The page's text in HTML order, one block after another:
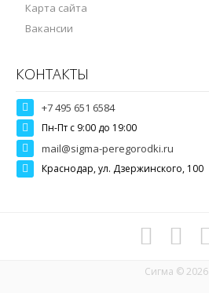
Карта сайта
Вакансии
КОНТАКТЫ
+7 495 651 6584
Пн-Пт c 9:00 до 19:00
mail@sigma-peregorodki.ru
Краснодар, ул. Дзержинского, 100
Сигма © 2026